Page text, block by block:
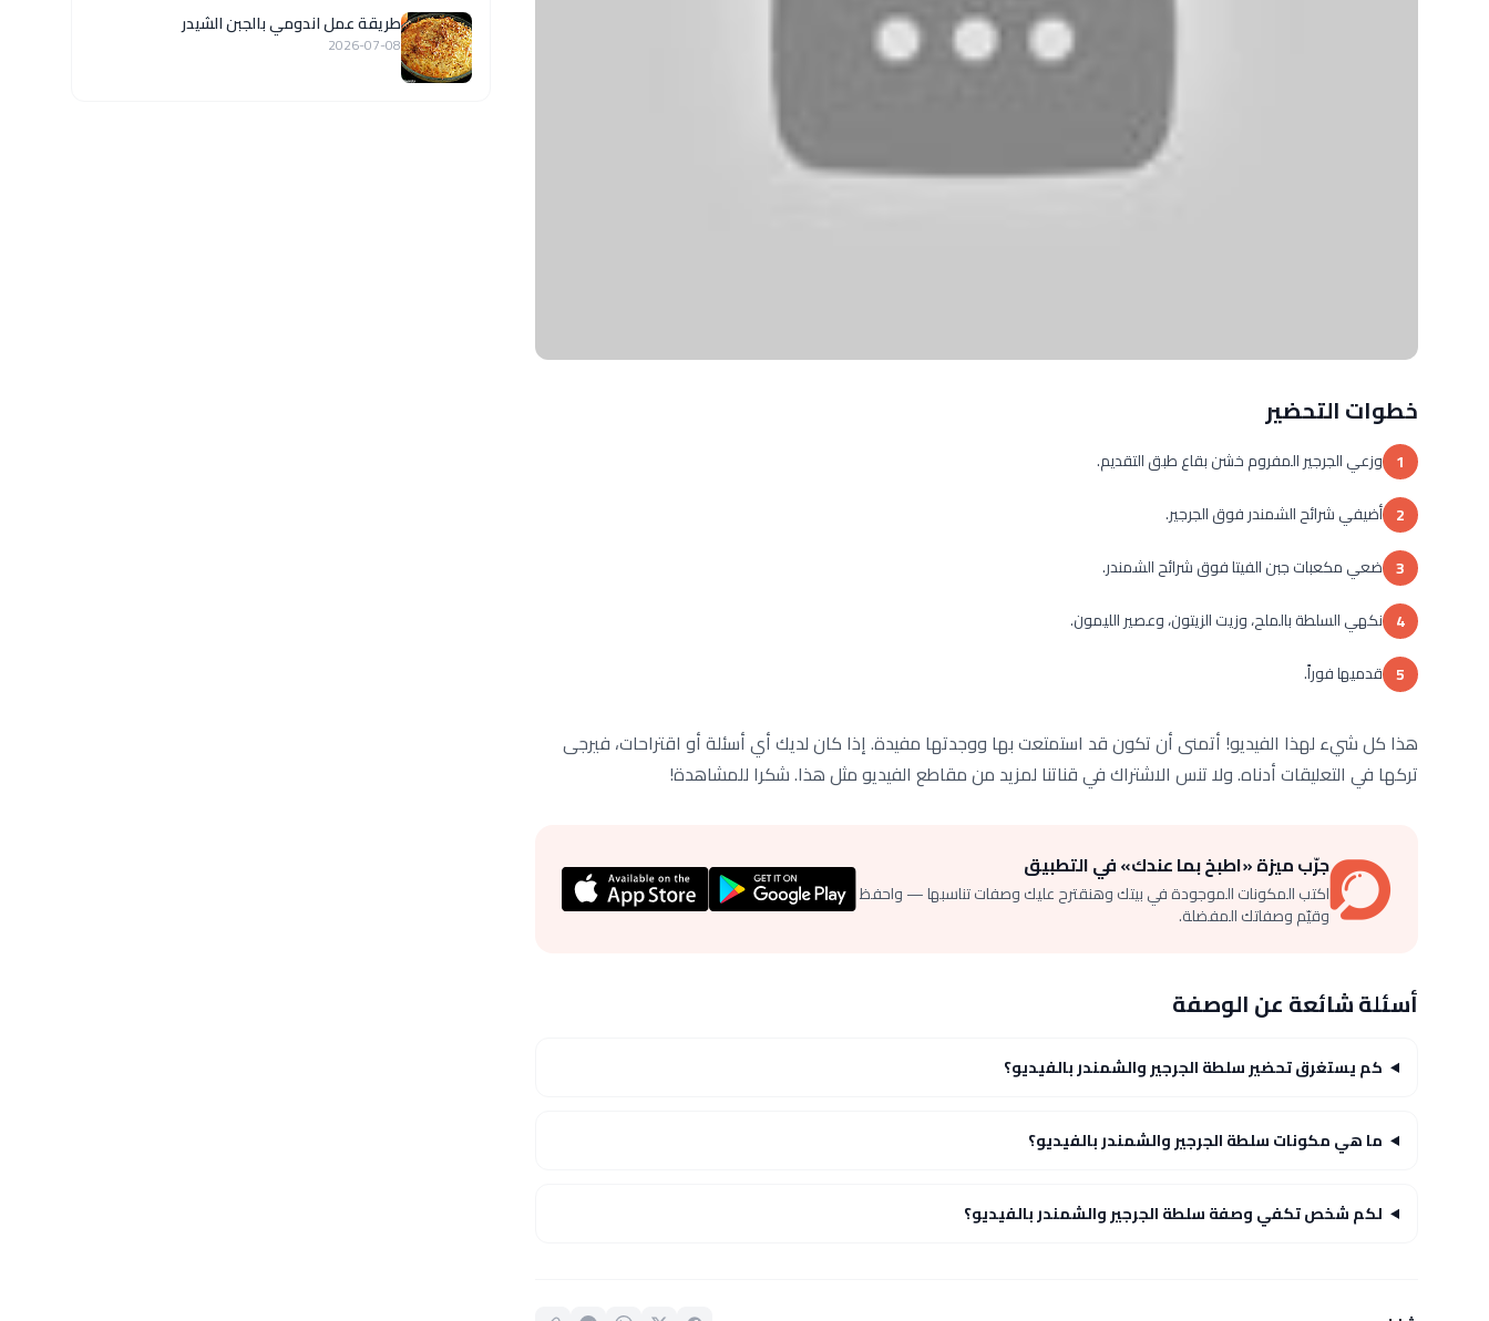
خطوات التحضير
1 وزعي الجرجير المفروم خشن بقاع طبق التقديم.
2 أضيفي شرائح الشمندر فوق الجرجير.
3 ضعي مكعبات جبن الفيتا فوق شرائح الشمندر.
4 نكهي السلطة بالملح، وزيت الزيتون، وعصير الليمون.
5 قدميها فوراً.
هذا كل شيء لهذا الفيديو! أتمنى أن تكون قد استمتعت بها ووجدتها مفيدة. إذا كان لديك أي أسئلة أو اقتراحات، فيرجى
تركها في التعليقات أدناه. ولا تنس الاشتراك في قناتنا لمزيد من مقاطع الفيديو مثل هذا. شكرا للمشاهدة!
جرّب ميزة «اطبخ بما عندك» في التطبيق
اكتب المكونات الموجودة في بيتك وهنقترح عليك وصفات تناسبها — واحفظ
وقيّم وصفاتك المفضلة.
أسئلة شائعة عن الوصفة
كم يستغرق تحضير سلطة الجرجير والشمندر بالفيديو؟
ما هي مكونات سلطة الجرجير والشمندر بالفيديو؟
لكم شخص تكفي وصفة سلطة الجرجير والشمندر بالفيديو؟
طريقة عمل اندومي بالجبن الشيدر
2026-07-08